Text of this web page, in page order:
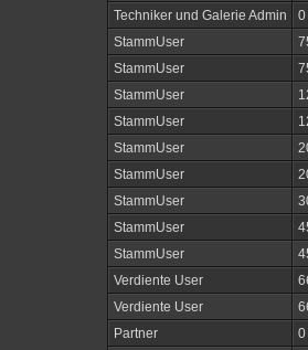
Techniker und Galerie Admin
0
StammUser
StammUser
StammUser
StammUser
StammUser
StammUser
StammUser
StammUser
StammUser
Verdiente User
Verdiente User
Partner
0